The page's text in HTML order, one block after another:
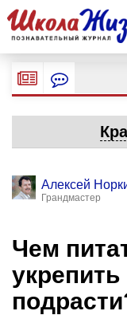
Алексей
Грандмастер
Чем
укрепить